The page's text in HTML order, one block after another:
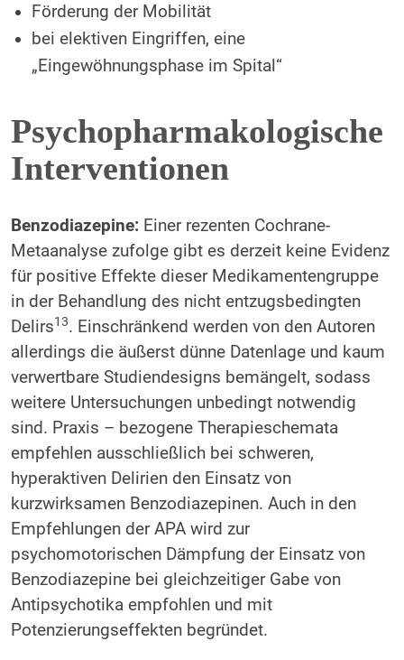
Förderung der Mobilität
bei elektiven Eingriffen, eine
„Eingewöhnungsphase im Spital“
Psychopharmakologische
Interventionen
Benzodiazepine:Einer rezenten Cochrane-
Metaanalyse zufolge gibt es derzeit keine Evidenz
für positive Effekte dieser Medikamentengruppe
in der Behandlung des nicht entzugsbedingten
Delirs13. Einschränkend werden von den Autoren
allerdings die äußerst dünne Datenlage und kaum
verwertbare Studiendesigns bemängelt, sodass
weitere Untersuchungen unbedingt notwendig
sind. Praxis – bezogene Therapieschemata
empfehlen ausschließlich bei schweren,
hyperaktiven Delirien den Einsatz von
kurzwirksamen Benzodiazepinen. Auch in den
Empfehlungen der APA wird zur
psychomotorischen Dämpfung der Einsatz von
Benzodiazepine bei gleichzeitiger Gabe von
Antipsychotika empfohlen und mit
Potenzierungseffekten begründet.